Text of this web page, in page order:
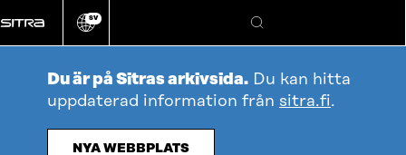
direkt
till
Ändra
språk
SV
Sök
Du är på Sitras arkivsida. Du kan hitta
uppdaterad information från sitra.fi.
NYA WEBBPLATS